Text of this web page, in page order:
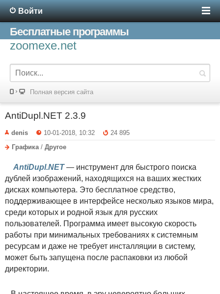
Войти
Бесплатные программы
zoomexe.net
Полная версия сайта
AntiDupl.NET 2.3.9
denis 10-01-2018, 10:32
24 895
Графика / Другое
AntiDupl.NET— инструмент для быстрого поиска
дублей изображений, находящихся на ваших жестких
дисках компьютера. Это бесплатное средство,
поддерживающее в интерфейсе несколько языков мира,
среди которых и родной язык для русских
пользователей. Программа имеет высокую скорость
работы при минимальных требованиях к системным
ресурсам и даже не требует инсталляции в систему,
может быть запущена после распаковки из любой
директории.